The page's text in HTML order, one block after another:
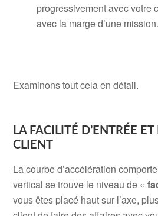
progressivement avec votre
avec la marge d’une mission.
Examinons tout cela en détail.
LA FACILITÉ D’ENTRÉE
CLIENT
La courbe d’accélération
vertical se trouve le niveau de «
vous êtes placé haut sur l’axe,